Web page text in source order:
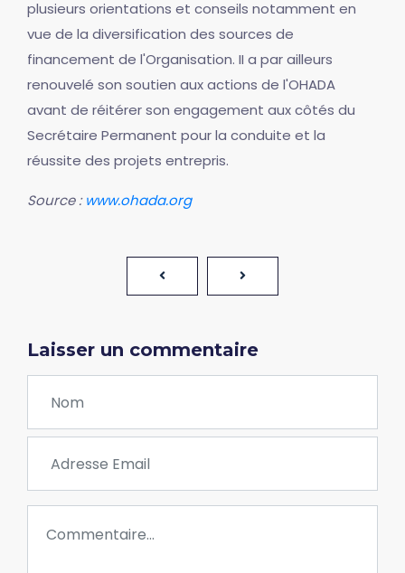
plusieurs orientations et conseils notamment en
vue de la diversification des sources de
financement de l'Organisation. II a par ailleurs
renouvelé son soutien aux actions de l'OHADA
avant de réitérer son engagement aux côtés du
Secrétaire Permanent pour la conduite et la
réussite des projets entrepris.
Source :www.ohada.org
Laisser un commentaire